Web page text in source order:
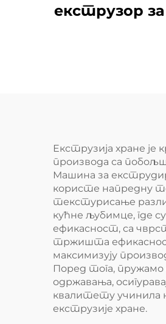
екструзор
Екструзија хране
производа са
Машина за
користе напредну
текстурисање
кућне љубимце, где
ефикасност, са
тржишта
максимизују
Поред тога,
одржавања,
квалитету учинила
екструзије хране.